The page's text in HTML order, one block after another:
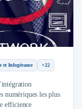
et Infogérance +22
numériques les plus
efficience